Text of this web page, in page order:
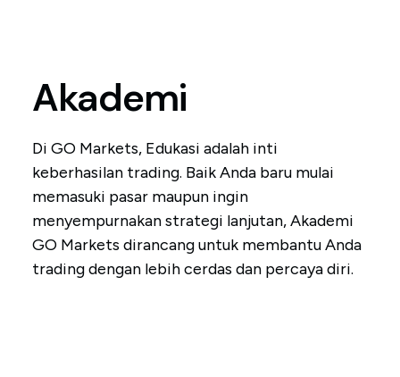
Akademi
Di GO Markets, Edukasi adalah inti
keberhasilan trading. Baik Anda baru mulai
memasuki pasar maupun ingin
menyempurnakan strategi lanjutan, Akademi
GO Markets dirancang untuk membantu Anda
trading dengan lebih cerdas dan percaya diri.